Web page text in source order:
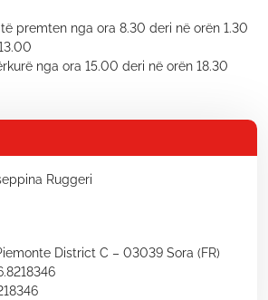
premten nga ora 8.30 deri në orën 1.30
nga ora 15.00 deri në orën 18.30
Ruggeri
District C – 03039 Sora (FR)